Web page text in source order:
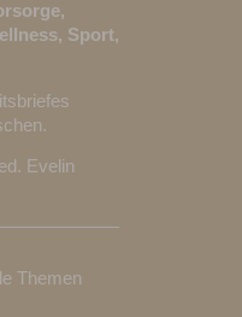
Sport,
Evelin
Themen